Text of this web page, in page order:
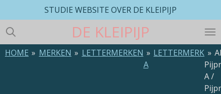
direct
naar
de
hoofdinhoud
DE KLEIPIJP
STUDIE WEBSITE OVER DE KLEIPIJP
HOME » MERKEN » LETTERMERKEN » LETTERMERK
A
»
A /